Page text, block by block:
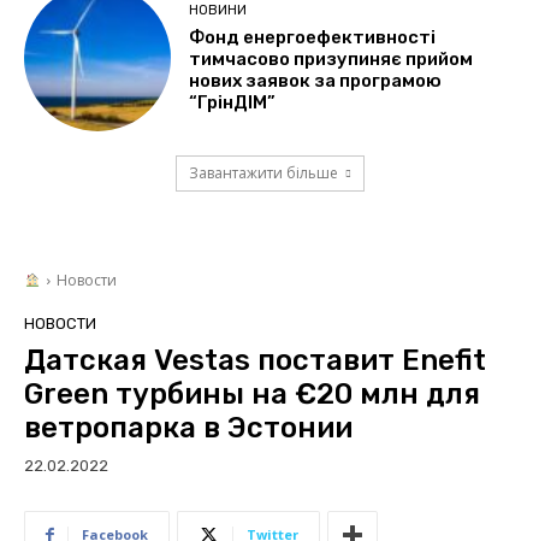
НОВИНИ
Фонд енергоефективності
тимчасово призупиняє прийом
нових заявок за програмою
“ГрінДІМ”
Завантажити більше